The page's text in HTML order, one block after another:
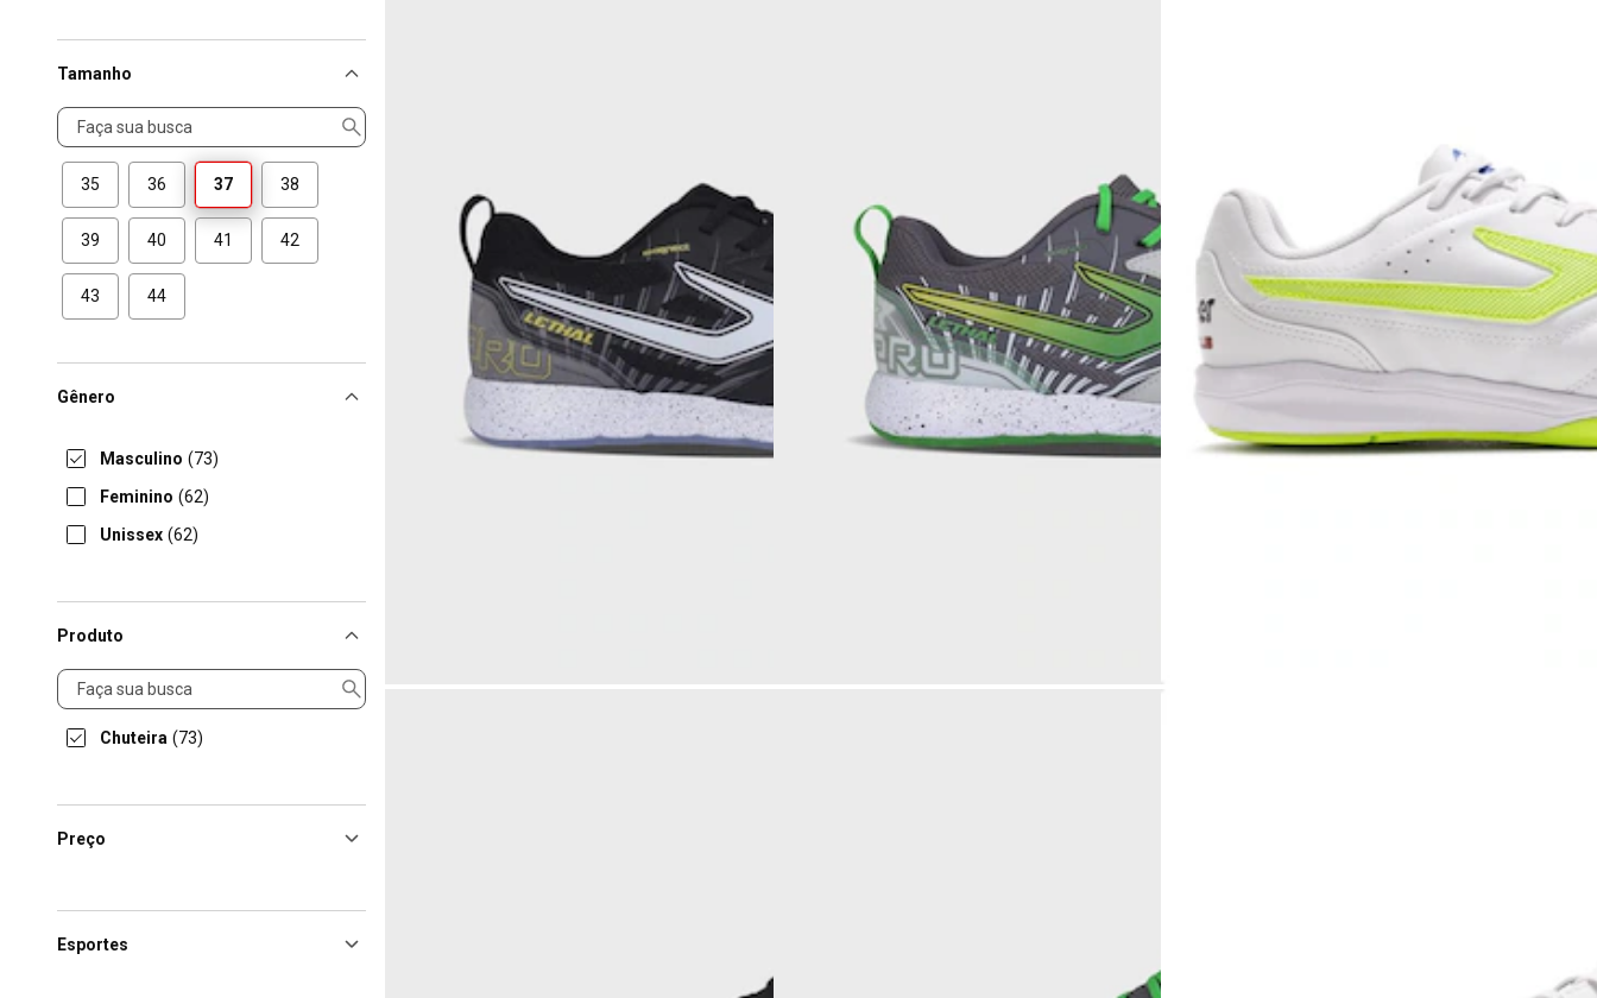
Tamanho
Tamanho
35 36 37 38
39 40 41 42
43 44
Gênero
Masculino (73)
Feminino (62)
Unissex (62)
Produto
Produto
Chuteira (73)
Preço
Esportes